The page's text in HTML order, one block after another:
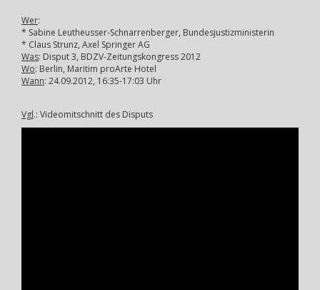
Wer:
* Sabine Leutheusser-Schnarrenberger, Bundesjustizministerin
* Claus Strunz, Axel Springer AG
Was: Disput 3, BDZV-Zeitungskongress 2012
Wo: Berlin, Maritim proArte Hotel
Wann: 24.09.2012, 16:35-17:03 Uhr
Vgl.: Videomitschnitt des Disputs